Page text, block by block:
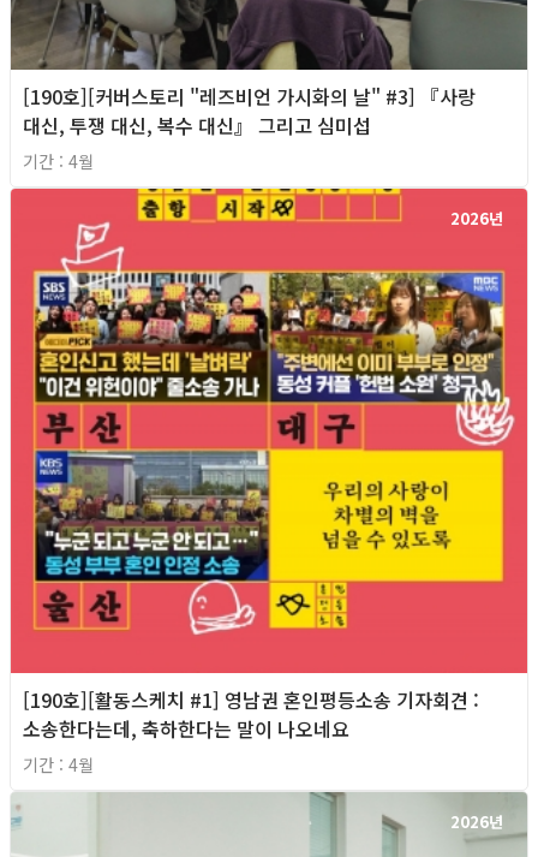
[190호][커버스토리 "레즈비언 가시화의 날" #3] 『사랑
대신, 투쟁 대신, 복수 대신』 그리고 심미섭
기간 : 4월
2026년
[190호][활동스케치 #1] 영남권 혼인평등소송 기자회견​ :
소송한다는데, 축하한다는 말이 나오네요
기간 : 4월
2026년